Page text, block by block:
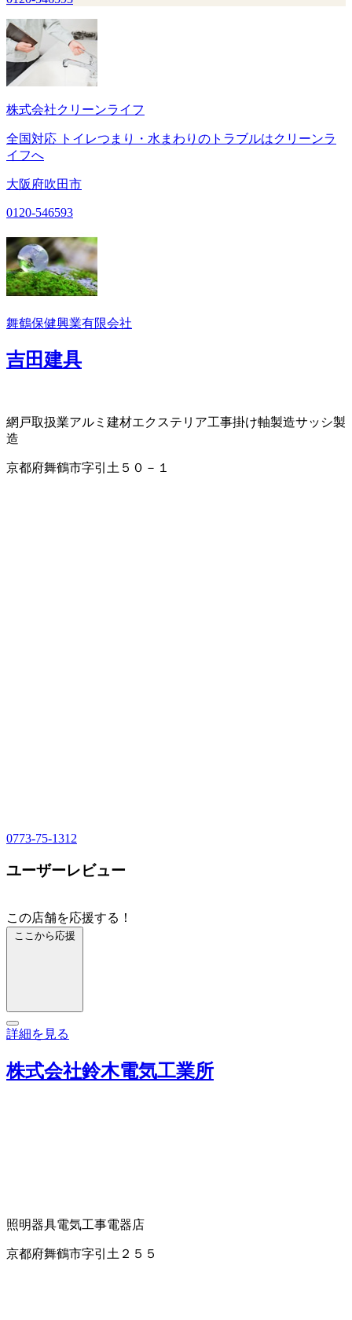
株式会社クリーンライフ
全国対応 トイレつまり・水まわりのトラブルはクリーンラ
イフへ
大阪府吹田市
0120-546593
舞鶴保健興業有限会社
吉田建具
網戸取扱業アルミ建材エクステリア工事掛け軸製造サッシ製
造
京都府舞鶴市字引土５０－１
0773-75-1312
ユーザーレビュー
この店舗を応援する！
ここから応援
詳細を見る
株式会社鈴木電気工業所
照明器具電気工事電器店
京都府舞鶴市字引土２５５